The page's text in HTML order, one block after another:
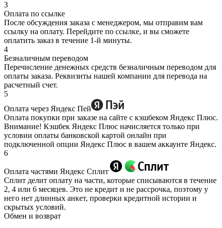
3
Оплата по ссылке
После обсуждения заказа с менеджером, мы отправим вам
ссылку на оплату. Перейдите по ссылке, и вы сможете
оплатить заказ в течение 1-й минуты.
4
Безналичным переводом
Перечисление денежных средств безналичным переводом для
оплаты заказа. Реквизиты нашей компании для перевода на
расчетный счет.
5
Оплата через Яндекс Пей
Оплата покупки при заказе на сайте с кэшбеком Яндекс Плюс.
Внимание! Кэшбек Яндекс Плюс начисляется только при
условии оплаты банковской картой онлайн при
подключенной опции Яндекс Плюс в вашем аккаунте Яндекс.
6
Оплата частями Яндекс Сплит
Сплит делит оплату на части, которые списываются в течение
2, 4 или 6 месяцев. Это не кредит и не рассрочка, поэтому у
него нет длинных анкет, проверки кредитной истории и
скрытых условий.
Обмен и возврат